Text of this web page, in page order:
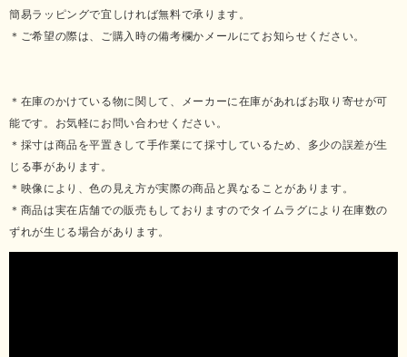
簡易ラッピングで宜しければ無料で承ります。
＊ご希望の際は、ご購入時の備考欄かメールにてお知らせください。
＊在庫のかけている物に関して、メーカーに在庫があればお取り寄せが可
能です。お気軽にお問い合わせください。
＊採寸は商品を平置きして手作業にて採寸しているため、多少の誤差が生
じる事があります。
＊映像により、色の見え方が実際の商品と異なることがあります。
＊商品は実在店舗での販売もしておりますのでタイムラグにより在庫数の
ずれが生じる場合があります。